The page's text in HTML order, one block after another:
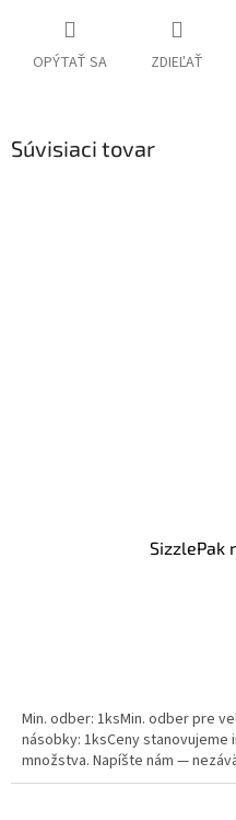
OPÝTAŤ SA ZDIEĽAŤ
Súvisiaci tovar
SizzlePak
Min. odber: 1ksMin. odber pre
násobky: 1ksCeny
množstva. Napíšte nám —